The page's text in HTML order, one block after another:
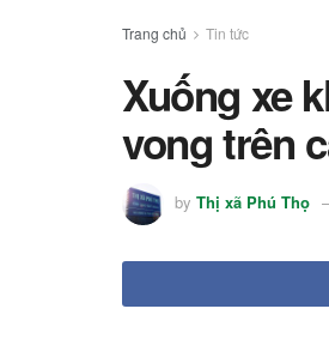
Trang chủ Tin tức
Xuống xe
vong trên
by Thị xã Phú Thọ